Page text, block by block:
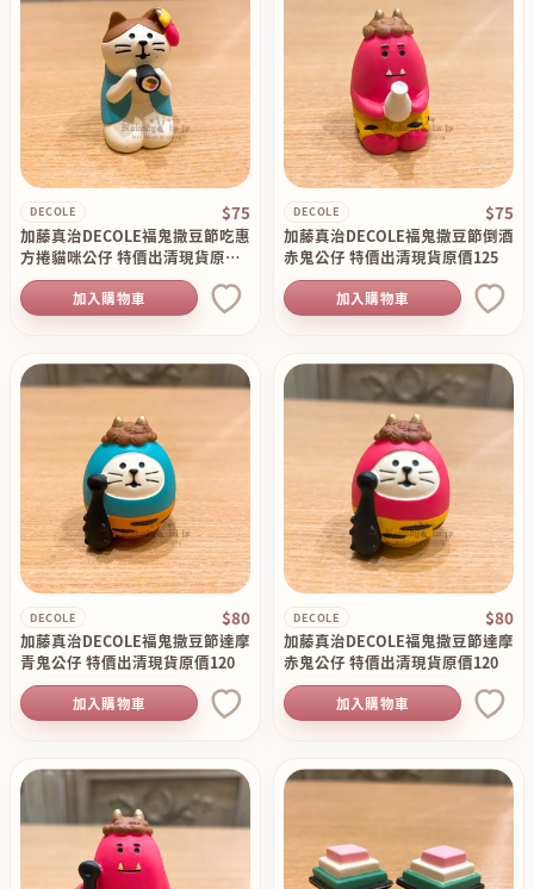
DECOLE $75
加藤真治DECOLE福鬼撒豆節吃惠
方捲貓咪公仔 特價出清現貨原價1
25
加入購物車
DECOLE $75
加藤真治DECOLE福鬼撒豆節倒酒
赤鬼公仔 特價出清現貨原價125
加入購物車
DECOLE $80
加藤真治DECOLE福鬼撒豆節達摩
青鬼公仔 特價出清現貨原價120
加入購物車
DECOLE $80
加藤真治DECOLE福鬼撒豆節達摩
赤鬼公仔 特價出清現貨原價120
加入購物車